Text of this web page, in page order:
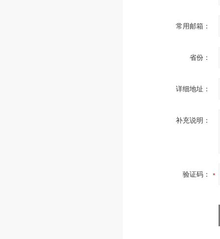
常用邮箱：
省份：
详细地址：
补充说明：
验证码：